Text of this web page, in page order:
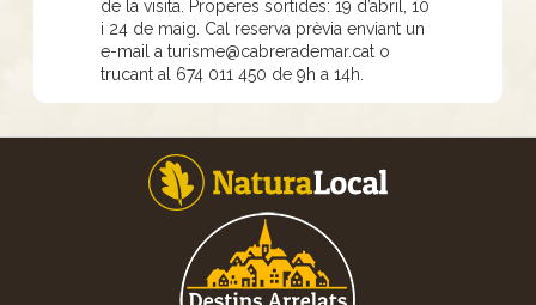
de la visita. Properes sortides: 19 d’abril, 10
i 24 de maig. Cal reserva prèvia enviant un
e-mail a turisme@cabrerademar.cat o
trucant al 674 011 450 de 9h a 14h.